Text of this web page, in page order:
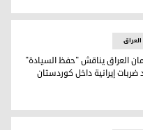
بتنفيذ الاتفاق
العراق
العراق يناقش "حفظ السيادة"
ضربات إيرانية داخل كوردستان